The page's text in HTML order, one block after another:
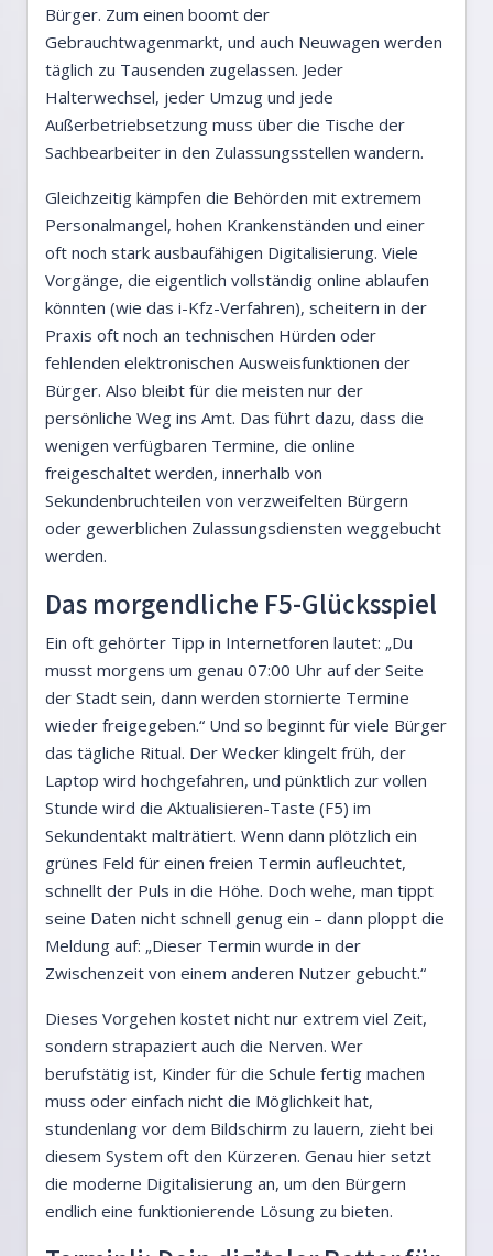
Bürger. Zum einen boomt der
Gebrauchtwagenmarkt, und auch Neuwagen werden
täglich zu Tausenden zugelassen. Jeder
Halterwechsel, jeder Umzug und jede
Außerbetriebsetzung muss über die Tische der
Sachbearbeiter in den Zulassungsstellen wandern.
Gleichzeitig kämpfen die Behörden mit extremem
Personalmangel, hohen Krankenständen und einer
oft noch stark ausbaufähigen Digitalisierung. Viele
Vorgänge, die eigentlich vollständig online ablaufen
könnten (wie das i-Kfz-Verfahren), scheitern in der
Praxis oft noch an technischen Hürden oder
fehlenden elektronischen Ausweisfunktionen der
Bürger. Also bleibt für die meisten nur der
persönliche Weg ins Amt. Das führt dazu, dass die
wenigen verfügbaren Termine, die online
freigeschaltet werden, innerhalb von
Sekundenbruchteilen von verzweifelten Bürgern
oder gewerblichen Zulassungsdiensten weggebucht
werden.
Das morgendliche F5-Glücksspiel
Ein oft gehörter Tipp in Internetforen lautet: „Du
musst morgens um genau 07:00 Uhr auf der Seite
der Stadt sein, dann werden stornierte Termine
wieder freigegeben.“ Und so beginnt für viele Bürger
das tägliche Ritual. Der Wecker klingelt früh, der
Laptop wird hochgefahren, und pünktlich zur vollen
Stunde wird die Aktualisieren-Taste (F5) im
Sekundentakt malträtiert. Wenn dann plötzlich ein
grünes Feld für einen freien Termin aufleuchtet,
schnellt der Puls in die Höhe. Doch wehe, man tippt
seine Daten nicht schnell genug ein – dann ploppt die
Meldung auf: „Dieser Termin wurde in der
Zwischenzeit von einem anderen Nutzer gebucht.“
Dieses Vorgehen kostet nicht nur extrem viel Zeit,
sondern strapaziert auch die Nerven. Wer
berufstätig ist, Kinder für die Schule fertig machen
muss oder einfach nicht die Möglichkeit hat,
stundenlang vor dem Bildschirm zu lauern, zieht bei
diesem System oft den Kürzeren. Genau hier setzt
die moderne Digitalisierung an, um den Bürgern
endlich eine funktionierende Lösung zu bieten.